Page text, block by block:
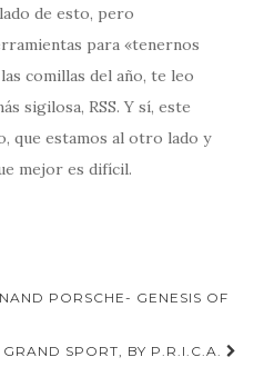
de esto, pero
para «tenernos
comillas del año, te leo
sigilosa, RSS. Y sí, este
que estamos al otro lado y
mejor es difícil.
PORSCHE- GENESIS OF
SPORT, BY P.R.I.C.A.